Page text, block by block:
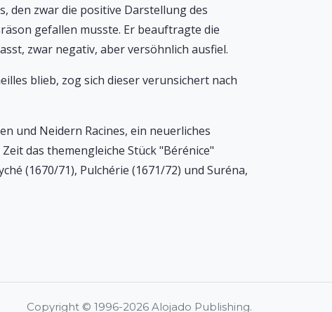
den zwar die positive Darstellung des
gefallen musste. Er beauftragte die
zwar negativ, aber versöhnlich ausfiel.
blieb, zog sich dieser verunsichert nach
und Neidern Racines, ein neuerliches
das themengleiche Stück "Bérénice"
(1670/71), Pulchérie (1671/72) und Suréna,
Copyright © 1996-2026 Alojado Publishing.